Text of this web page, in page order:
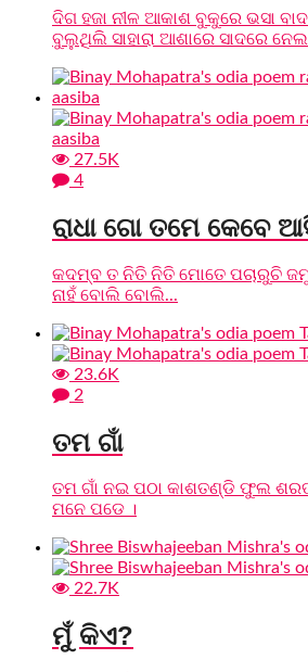
ଦିଗ ହଜା ନୀଳ ଆକାଶ ବୁକୁରେ ଭସା
ବୁଲୁଥିଲି ସାହାରା ଆଶାରେ ସାଦରେ
27.5K
4
ରାଧା ଗୋ ତମେ କେବେ
କଦମ୍ବ ତ ନିତି ନିତି ମୋତେ ପଚାରୁଚି
ନାହଁ ବୋଲି ବୋଲି...
23.6K
2
ତମ ଗାଁ
ତମ ଗାଁ ନଇ ପଠା କାଶତଣ୍ଡି ଫୁଲ
ମନେ ପଡେ ।
22.7K
ମୁଁ କିଏ?